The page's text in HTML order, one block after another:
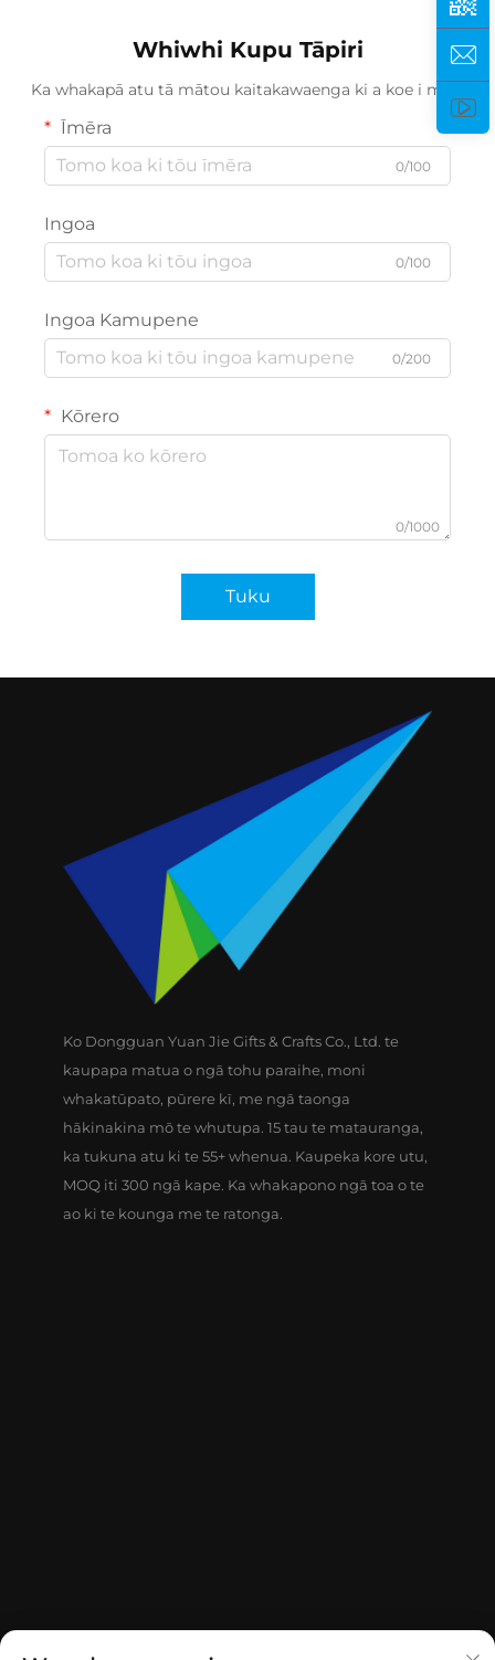
Whiwhi Kupu Tāpiri
Ka whakapā atu tā mātou kaitakawaenga ki a koe i mua.
Īmēra
0/100
Ingoa
0/100
Ingoa Kamupene
0/200
Kōrero
0/1000
Tuku
Ko Dongguan Yuan Jie Gifts & Crafts Co., Ltd. te
kaupapa matua o ngā tohu paraihe, moni
whakatūpato, pūrere kī, me ngā taonga
hākinakina mō te whutupa. 15 tau te matauranga,
ka tukuna atu ki te 55+ whenua. Kaupeka kore utu,
MOQ iti 300 ngā kape. Ka whakapono ngā toa o te
ao ki te kounga me te ratonga.